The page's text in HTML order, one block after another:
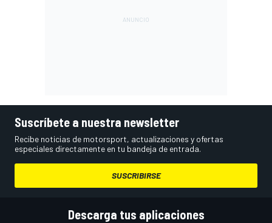
Suscríbete a nuestra newsletter
Recibe noticias de motorsport, actualizaciones y ofertas
especiales directamente en tu bandeja de entrada.
SUSCRIBIRSE
Descarga tus aplicaciones